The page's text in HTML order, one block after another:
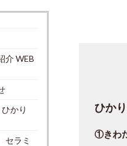
ひか
①きわ
介 WEB
かり
セラミ